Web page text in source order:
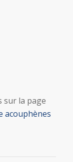
sur la page
acouphènes